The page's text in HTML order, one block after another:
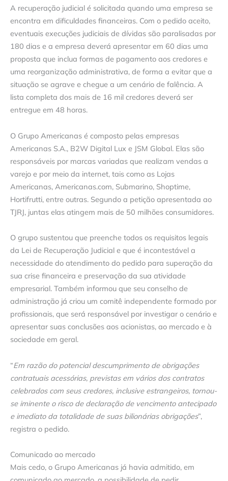
A recuperação judicial é solicitada quando uma empresa se
encontra em dificuldades financeiras. Com o pedido aceito,
eventuais execuções judiciais de dívidas são paralisadas por
180 dias e a empresa deverá apresentar em 60 dias uma
proposta que inclua formas de pagamento aos credores e
uma reorganização administrativa, de forma a evitar que a
situação se agrave e chegue a um cenário de falência. A
lista completa dos mais de 16 mil credores deverá ser
entregue em 48 horas.
O Grupo Americanas é composto pelas empresas
Americanas S.A., B2W Digital Lux e JSM Global. Elas são
responsáveis por marcas variadas que realizam vendas a
varejo e por meio da internet, tais como as Lojas
Americanas, Americanas.com, Submarino, Shoptime,
Hortifrutti, entre outras. Segundo a petição apresentada ao
TJRJ, juntas elas atingem mais de 50 milhões consumidores.
O grupo sustentou que preenche todos os requisitos legais
da Lei de Recuperação Judicial e que é incontestável a
necessidade do atendimento do pedido para superação da
sua crise financeira e preservação da sua atividade
empresarial. Também informou que seu conselho de
administração já criou um comitê independente formado por
profissionais, que será responsável por investigar o cenário e
apresentar suas conclusões aos acionistas, ao mercado e à
sociedade em geral.
“Em razão do potencial descumprimento de obrigações
contratuais acessórias, previstas em vários dos contratos
celebrados com seus credores, inclusive estrangeiros, tornou-
se iminente o risco de declaração de vencimento antecipado
e imediato da totalidade de suas bilionárias obrigações”,
registra o pedido.
Comunicado ao mercado
Mais cedo, o Grupo Americanas já havia admitido, em